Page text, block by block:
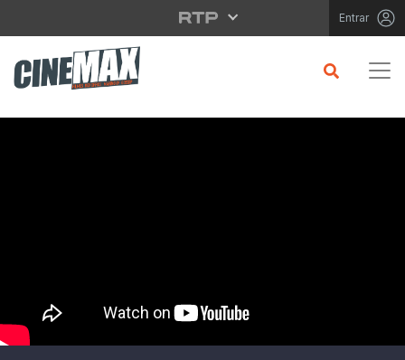
Saltar para o conteúdo principal Entrar
Filme em Cartaz